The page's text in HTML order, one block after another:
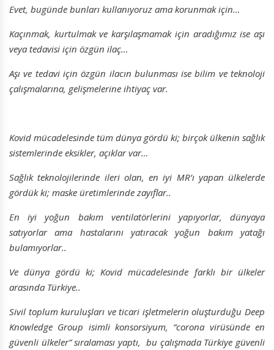
Evet, bugünde bunları kullanıyoruz ama korunmak için…
Kaçınmak, kurtulmak ve karşılaşmamak için aradığımız ise aşı
veya tedavisi için özgün ilaç…
Aşı ve tedavi için özgün ilacın bulunması ise bilim ve teknoloji
çalışmalarına, gelişmelerine ihtiyaç var.
Kovid mücadelesinde tüm dünya gördü ki; birçok ülkenin sağlık
sistemlerinde eksikler, açıklar var…
Sağlık teknolojilerinde ileri olan, en iyi MR’ı yapan ülkelerde
gördük ki; maske üretimlerinde zayıflar..
En iyi yoğun bakım ventilatörlerini yapıyorlar, dünyaya
satıyorlar ama hastalarını yatıracak yoğun bakım yatağı
bulamıyorlar..
Ve dünya gördü ki; Kovid mücadelesinde farklı bir ülkeler
arasında Türkiye..
Sivil toplum kuruluşları ve ticari işletmelerin oluşturduğu Deep
Knowledge Group isimli konsorsiyum, “corona virüsünde en
güvenli ülkeler” sıralaması yaptı, bu çalışmada Türkiye güvenli